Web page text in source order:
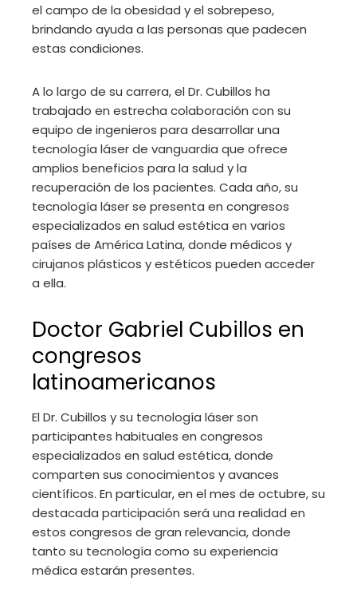
el campo de la obesidad y el sobrepeso,
brindando ayuda a las personas que padecen
estas condiciones.
A lo largo de su carrera, el Dr. Cubillos ha
trabajado en estrecha colaboración con su
equipo de ingenieros para desarrollar una
tecnología láser de vanguardia que ofrece
amplios beneficios para la salud y la
recuperación de los pacientes. Cada año, su
tecnología láser se presenta en congresos
especializados en salud estética en varios
países de América Latina, donde médicos y
cirujanos plásticos y estéticos pueden acceder
a ella.
Doctor Gabriel Cubillos en
congresos
latinoamericanos
El Dr. Cubillos y su tecnología láser son
participantes habituales en congresos
especializados en salud estética, donde
comparten sus conocimientos y avances
científicos. En particular, en el mes de octubre, su
destacada participación será una realidad en
estos congresos de gran relevancia, donde
tanto su tecnología como su experiencia
médica estarán presentes.